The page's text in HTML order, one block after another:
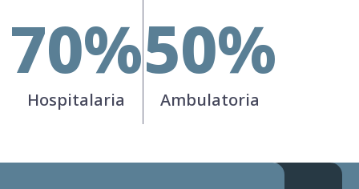
70%
Hospitalaria
50%
Ambulatoria